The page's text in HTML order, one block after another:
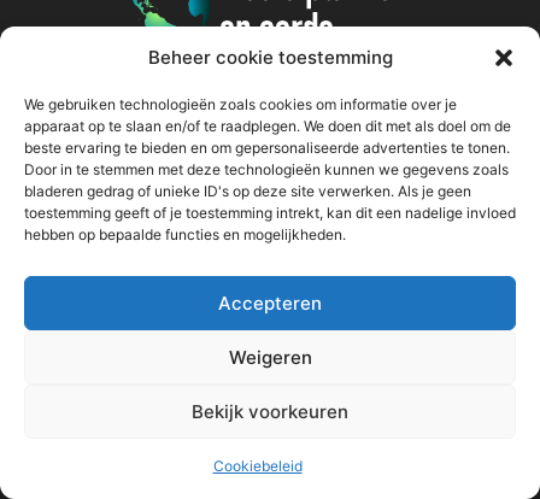
Beheer cookie toestemming
We gebruiken technologieën zoals cookies om informatie over je
apparaat op te slaan en/of te raadplegen. We doen dit met als doel om de
beste ervaring te bieden en om gepersonaliseerde advertenties te tonen.
Door in te stemmen met deze technologieën kunnen we gegevens zoals
bladeren gedrag of unieke ID's op deze site verwerken. Als je geen
toestemming geeft of je toestemming intrekt, kan dit een nadelige invloed
hebben op bepaalde functies en mogelijkheden.
Accepteren
Weigeren
Bekijk voorkeuren
Cookiebeleid
POPULAIRE BERICHTEN
Grossglockner Hochalpenstrasse route en tips
Oostenrijk
Pittoresk Winningen aan de Moezel: wijn,
uitzicht & charmante steegjes
Sprookjesachtig Janjske Otoke